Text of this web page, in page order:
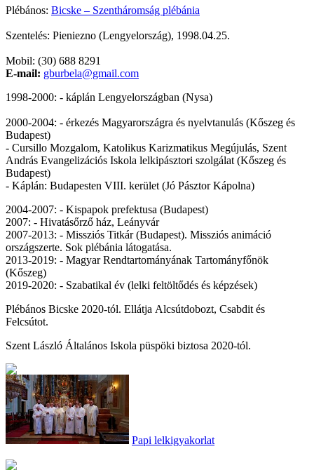
Plébános: Bicske – Szentháromság plébánia
Szentelés: Pieniezno (Lengyelország), 1998.04.25.
Mobil: (30) 688 8291
E-mail: gburbela@gmail.com
1998-2000: - káplán Lengyelországban (Nysa)
2000-2004: - érkezés Magyarországra és nyelvtanulás (Kőszeg és
Budapest)
- Cursillo Mozgalom, Katolikus Karizmatikus Megújulás, Szent
András Evangelizációs Iskola lelkipásztori szolgálat (Kőszeg és
Budapest)
- Káplán: Budapesten VIII. kerület (Jó Pásztor Kápolna)
2004-2007: - Kispapok prefektusa (Budapest)
2007: - Hivatásőrző ház, Leányvár
2007-2013: - Missziós Titkár (Budapest). Missziós animáció
országszerte. Sok plébánia látogatása.
2013-2019: - Magyar Rendtartományának Tartományfőnök
(Kőszeg)
2019-2020: - Szabatikal év (lelki feltöltődés és képzések)
Plébános Bicske 2020-tól. Ellátja Alcsútdobozt, Csabdit és
Felcsútot.
Szent László Általános Iskola püspöki biztosa 2020-tól.
Papi lelkigyakorlat